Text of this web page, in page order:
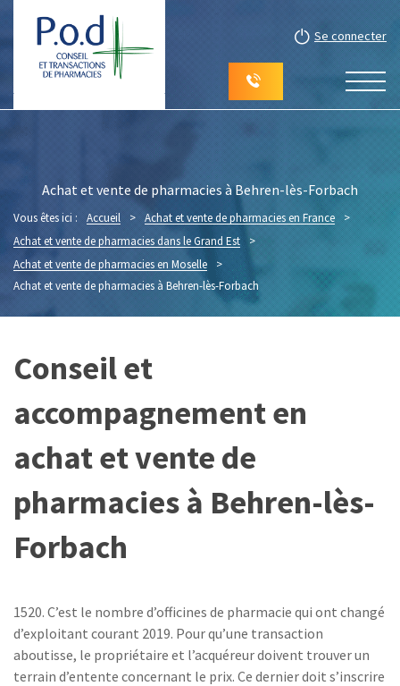
Se connecter
Achat et vente de pharmacies à Behren-lès-Forbach
Vous êtes ici : Accueil > Achat et vente de pharmacies en France
>
Achat et vente de pharmacies dans le Grand Est >
Achat et vente de pharmacies en Moselle
>
Achat et vente de pharmacies à Behren-lès-Forbach
Conseil et
accompagnement en
achat et vente de
pharmacies à Behren-lès-
Forbach
1520. C’est le nombre d’officines de pharmacie qui ont changé
d’exploitant courant 2019. Pour qu’une transaction
aboutisse, le propriétaire et l’acquéreur doivent trouver un
terrain d’entente concernant le prix. Ce dernier doit s’inscrire